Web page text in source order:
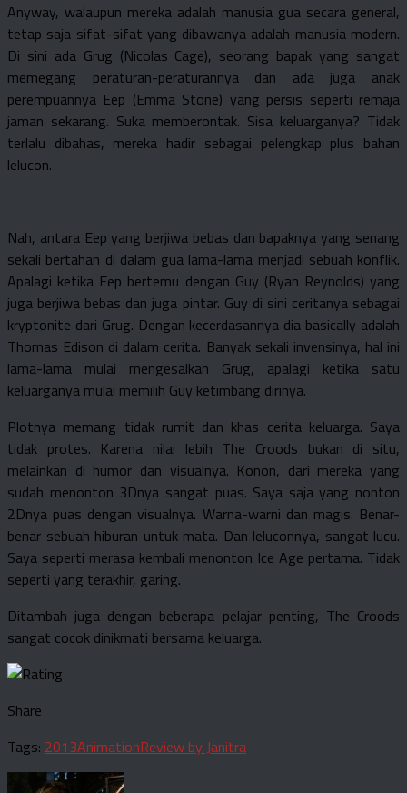
Anyway, walaupun mereka adalah manusia gua secara general,
tetap saja sifat-sifat yang dibawanya adalah manusia modern.
Di sini ada Grug (Nicolas Cage), seorang bapak yang sangat
memegang peraturan-peraturannya dan ada juga anak
perempuannya Eep (Emma Stone) yang persis seperti remaja
jaman sekarang. Suka memberontak. Sisa keluarganya? Tidak
terlalu dibahas, mereka hadir sebagai pelengkap plus bahan
lelucon.
Nah, antara Eep yang berjiwa bebas dan bapaknya yang senang
sekali bertahan di dalam gua lama-lama menjadi sebuah konflik.
Apalagi ketika Eep bertemu dengan Guy (Ryan Reynolds) yang
juga berjiwa bebas dan juga pintar. Guy di sini ceritanya sebagai
kryptonite dari Grug. Dengan kecerdasannya dia basically adalah
Thomas Edison di dalam cerita. Banyak sekali invensinya, hal ini
lama-lama mulai mengesalkan Grug, apalagi ketika satu
keluarganya mulai memilih Guy ketimbang dirinya.
Plotnya memang tidak rumit dan khas cerita keluarga. Saya
tidak protes. Karena nilai lebih The Croods bukan di situ,
melainkan di humor dan visualnya. Konon, dari mereka yang
sudah menonton 3Dnya sangat puas. Saya saja yang nonton
2Dnya puas dengan visualnya. Warna-warni dan magis. Benar-
benar sebuah hiburan untuk mata. Dan leluconnya, sangat lucu.
Saya seperti merasa kembali menonton Ice Age pertama. Tidak
seperti yang terakhir, garing.
Ditambah juga dengan beberapa pelajar penting, The Croods
sangat cocok dinikmati bersama keluarga.
Share
Tags: 2013AnimationReview by Janitra